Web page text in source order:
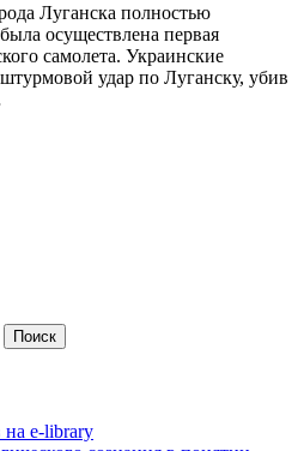
Луганска полностью
осуществлена первая
самолета. Украинские
удар по Луганску, убив
e-library